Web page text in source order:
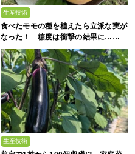
生産技術
食べたモモの種を植えたら立派な実が
なった！ 糖度は衝撃の結果に……
生産技術